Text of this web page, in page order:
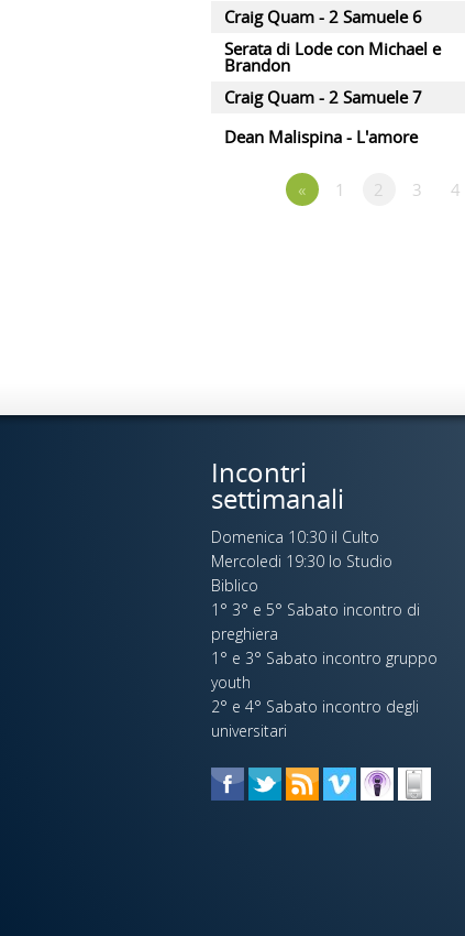
Craig Quam - 2 Samuele 6
Serata di Lode con Michael e
Brandon
Craig Quam - 2 Samuele 7
Dean Malispina - L'amore
« 1 2 3 4
Incontri
settimanali
Domenica 10:30 il Culto
Mercoledi 19:30 lo Studio
Biblico
1° 3° e 5° Sabato incontro di
preghiera
1° e 3° Sabato incontro gruppo
youth
2° e 4° Sabato incontro degli
universitari